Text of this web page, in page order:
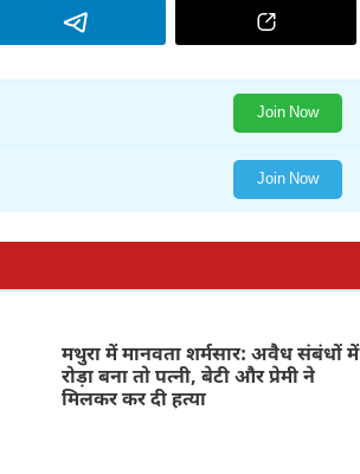
Join Now
Join Now
मथुरा में मानवता शर्मसार: अवैध संबंधों में
रोड़ा बना तो पत्नी, बेटी और प्रेमी ने
मिलकर कर दी हत्या